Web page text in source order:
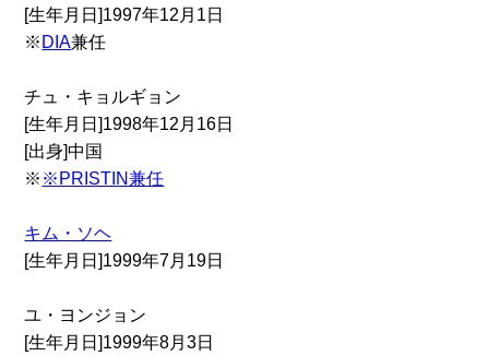
[生年月日]1997年12月1日
※ DIA兼任
チュ・キョルギョン
[生年月日]1998年12月16日
[出身]中国
※ ※PRISTIN兼任
キム・ソヘ
[生年月日]1999年7月19日
ユ・ヨンジョン
[生年月日]1999年8月3日